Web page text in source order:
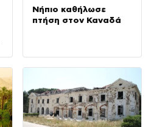
Νήπιο καθήλωσε
πτήση στον Καναδά